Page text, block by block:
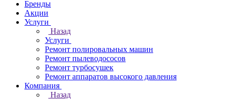
Бренды
Акции
Услуги
Назад
Услуги
Ремонт полировальных машин
Ремонт пылеводососов
Ремонт турбосушек
Ремонт аппаратов высокого давления
Компания
Назад